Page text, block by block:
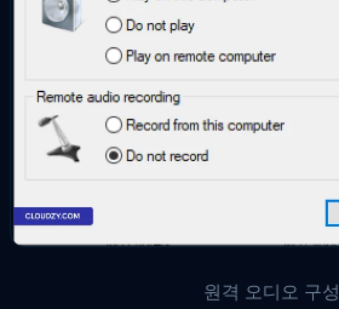
원격 오디오 구성